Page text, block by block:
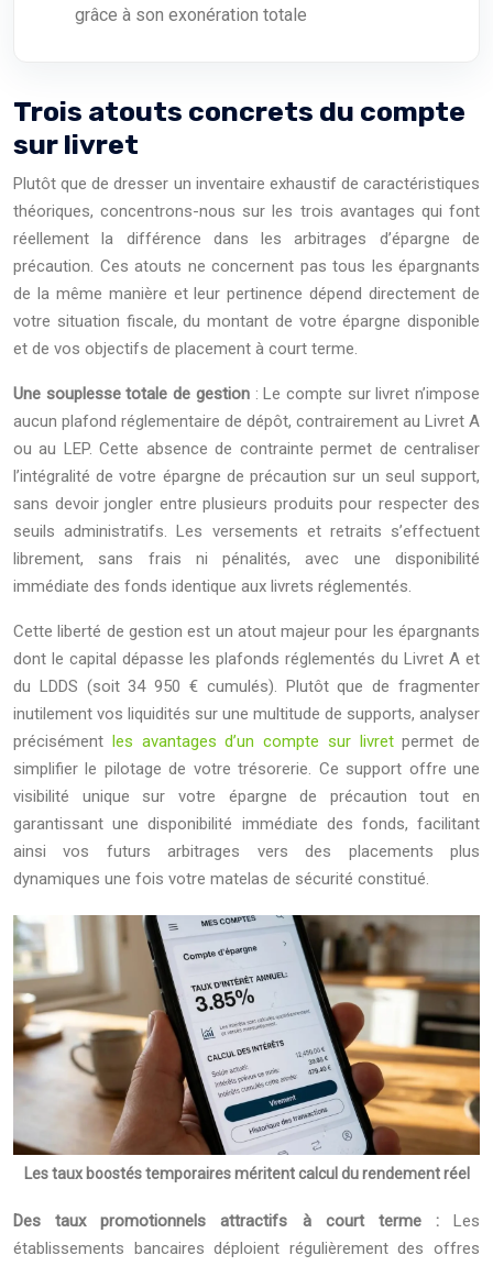
grâce à son exonération totale
Trois atouts concrets du compte
sur livret
Plutôt que de dresser un inventaire exhaustif de caractéristiques
théoriques, concentrons-nous sur les trois avantages qui font
réellement la différence dans les arbitrages d’épargne de
précaution. Ces atouts ne concernent pas tous les épargnants
de la même manière et leur pertinence dépend directement de
votre situation fiscale, du montant de votre épargne disponible
et de vos objectifs de placement à court terme.
Une souplesse totale de gestion: Le compte sur livret n’impose
aucun plafond réglementaire de dépôt, contrairement au Livret A
ou au LEP. Cette absence de contrainte permet de centraliser
l’intégralité de votre épargne de précaution sur un seul support,
sans devoir jongler entre plusieurs produits pour respecter des
seuils administratifs. Les versements et retraits s’effectuent
librement, sans frais ni pénalités, avec une disponibilité
immédiate des fonds identique aux livrets réglementés.
Cette liberté de gestion est un atout majeur pour les épargnants
dont le capital dépasse les plafonds réglementés du Livret A et
du LDDS (soit 34 950 € cumulés). Plutôt que de fragmenter
inutilement vos liquidités sur une multitude de supports, analyser
précisément les avantages d’un compte sur livretpermet de
simplifier le pilotage de votre trésorerie. Ce support offre une
visibilité unique sur votre épargne de précaution tout en
garantissant une disponibilité immédiate des fonds, facilitant
ainsi vos futurs arbitrages vers des placements plus
dynamiques une fois votre matelas de sécurité constitué.
Les taux boostés temporaires méritent calcul du rendement réel
Des taux promotionnels attractifs à court terme :Les
établissements bancaires déploient régulièrement des offres